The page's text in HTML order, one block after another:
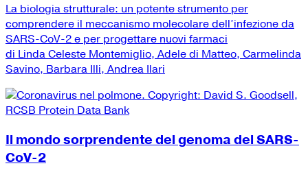
La biologia strutturale: un potente strumento per
comprendere il meccanismo molecolare dell’infezione da
SARS-CoV-2 e per progettare nuovi farmaci
di Linda Celeste Montemiglio, Adele di Matteo, Carmelinda
Savino, Barbara Illi, Andrea Ilari
Il mondo sorprendente del genoma del SARS-
CoV-2